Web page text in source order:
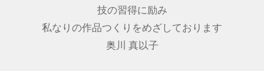
技の習得に励み
私なりの作品つくりをめざしております
奥川 真以子